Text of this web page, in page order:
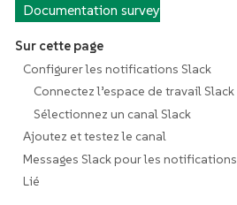
Documentation survey
Sur cette page
Configurer les notifications Slack
Connectez l’espace de travail Slack
Sélectionnez un canal Slack
Ajoutez et testez le canal
Messages Slack pour les notifications
Lié